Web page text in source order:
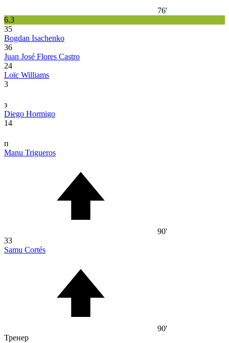
76'
6.3
35
Bogdan Isachenko
36
Juan José Flores Castro
24
Loïc Williams
3
з
Diego Hormigo
14
п
Manu Trigueros
90'
33
Samu Cortés
90'
Тренер